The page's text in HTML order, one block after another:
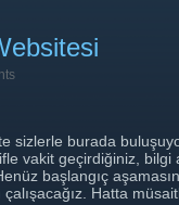
sizlerle burada
vakit geçirdiğiniz, bilgi
başlangıç
Hatta